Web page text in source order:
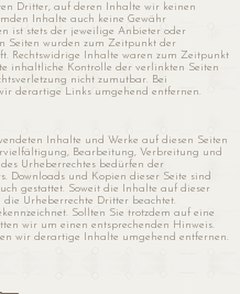
Dritter, auf deren Inhalte wir keinen
Inhalte auch keine Gewähr
ist stets der jeweilige Anbieter oder
Seiten wurden zum Zeitpunkt der
Rechtswidrige Inhalte waren zum Zeitpunkt
inhaltliche Kontrolle der verlinkten Seiten
nicht zumutbar. Bei
derartige Links umgehend entfernen.
Inhalte und Werke auf diesen Seiten
Bearbeitung, Verbreitung und
Urheberrechtes bedürfen der
Downloads und Kopien dieser Seite sind
gestattet. Soweit die Inhalte auf dieser
Urheberrechte Dritter beachtet.
Sollten Sie trotzdem auf eine
wir um einen entsprechenden Hinweis.
wir derartige Inhalte umgehend entfernen.